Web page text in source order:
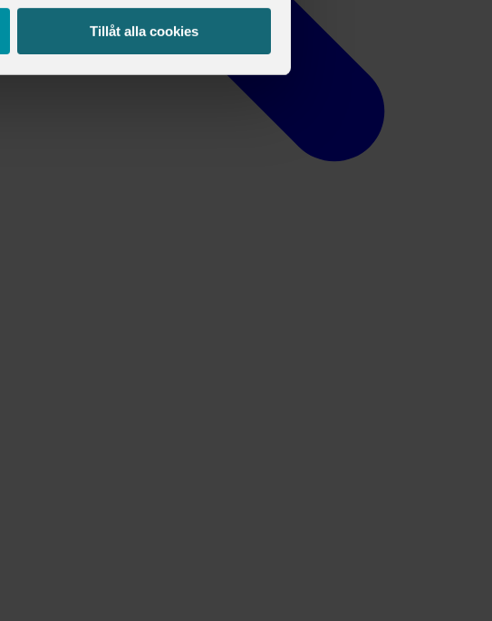
Tillåt alla cookies